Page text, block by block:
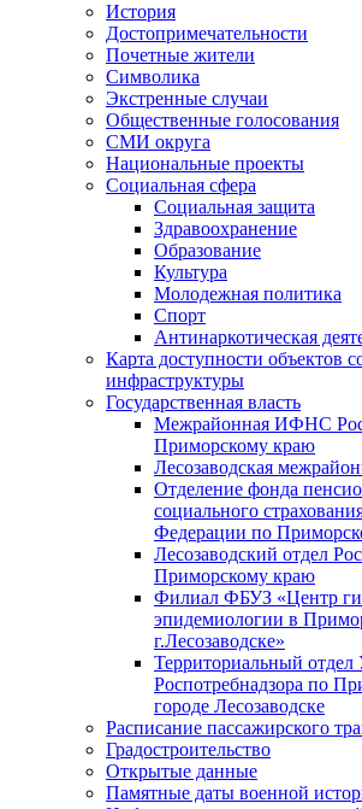
История
Достопримечательности
Почетные жители
Символика
Экстренные случаи
Общественные голосования
СМИ округа
Национальные проекты
Социальная сфера
Социальная защита
Здравоохранение
Образование
Культура
Молодежная политика
Спорт
Антинаркотическая
Карта доступности объектов
инфраструктуры
Государственная власть
Межрайонная ИФНС
Приморскому краю
Лесозаводская
Отделение фонда
социального
Федерации по
Лесозаводский отдел
Приморскому краю
Филиал ФБУЗ «Центр
эпидемиологии в
г.Лесозаводске»
Территориальный отдел
Роспотребнадзора по
городе Лесозаводске
Расписание пассажирского
Градостроительство
Открытые данные
Памятные даты военной